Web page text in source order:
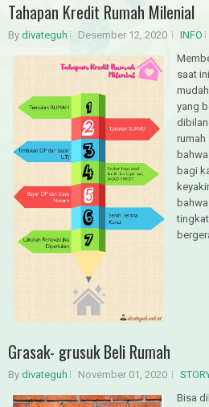
Tahapan Kredit Rumah Milenial
By divateguh Desember 12, 2020 INFO
saat
yang
rumah
bagi
Grasak- grusuk Beli Rumah
By divateguh November 01, 2020
Bisa